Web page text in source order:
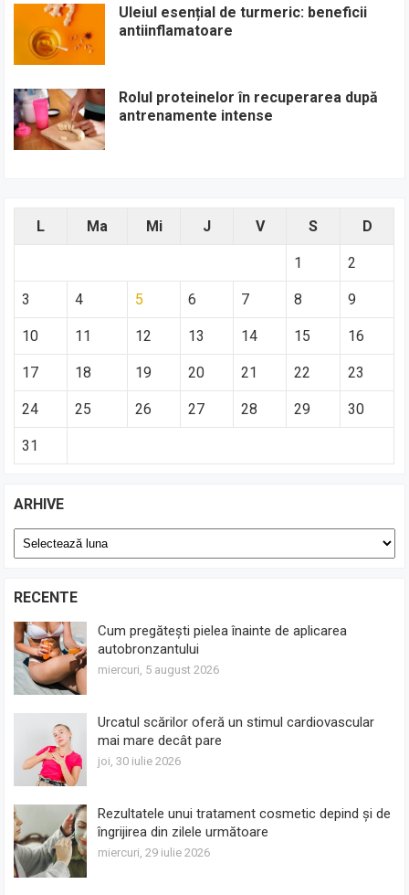
Uleiul esențial de turmeric: beneficii
antiinflamatoare
Rolul proteinelor în recuperarea după
antrenamente intense
L Ma Mi J V S D
1 2
3 4 5 6 7 8 9
10 11 12 13 14 15 16
17 18 19 20 21 22 23
24 25 26 27 28 29 30
31
ARHIVE
Arhive
RECENTE
Cum pregătești pielea înainte de aplicarea
autobronzantului
miercuri, 5 august 2026
Urcatul scărilor oferă un stimul cardiovascular
mai mare decât pare
joi, 30 iulie 2026
Rezultatele unui tratament cosmetic depind și de
îngrijirea din zilele următoare
miercuri, 29 iulie 2026